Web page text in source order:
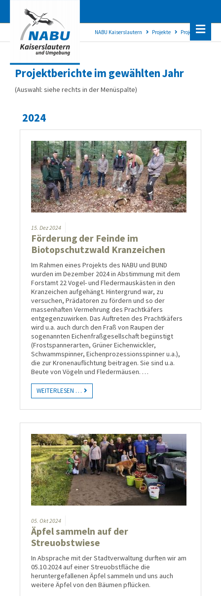
NABU Kaiserslautern Projekte Projektarchiv
Projektberichte im gewählten Jahr
(Auswahl: siehe rechts in der Menüspalte)
2024
15. Dez2024
Förderung der Feinde im
Biotopschutzwald Kranzeichen
Im Rahmen eines Projekts des NABU und BUND
wurden im Dezember 2024 in Abstimmung mit dem
Forstamt 22 Vogel- und Fledermauskästen in den
Kranzeichen aufgehängt. Hintergrund war, zu
versuchen, Prädatoren zu fördern und so der
massenhaften Vermehrung des Prachtkäfers
entgegenzuwirken. Das Auftreten des Prachtkäfers
wird u.a. auch durch den Fraß von Raupen der
sogenannten Eichenfraßgesellschaft begünstigt
(Frostspannerarten, Grüner Eichenwickler,
Schwammspinner, Eichenprozessionsspinner u.a.),
die zur Kronenauflichtung beitragen. Sie sind u.a.
Beute von Vögeln und Fledermäusen. …
WEITERLESEN …
05. Okt2024
Äpfel sammeln auf der
Streuobstwiese
In Absprache mit der Stadtverwaltung durften wir am
05.10.2024 auf einer Streuobstfläche die
heruntergefallenen Äpfel sammeln und uns auch
weitere Äpfel von den Bäumen pflücken.